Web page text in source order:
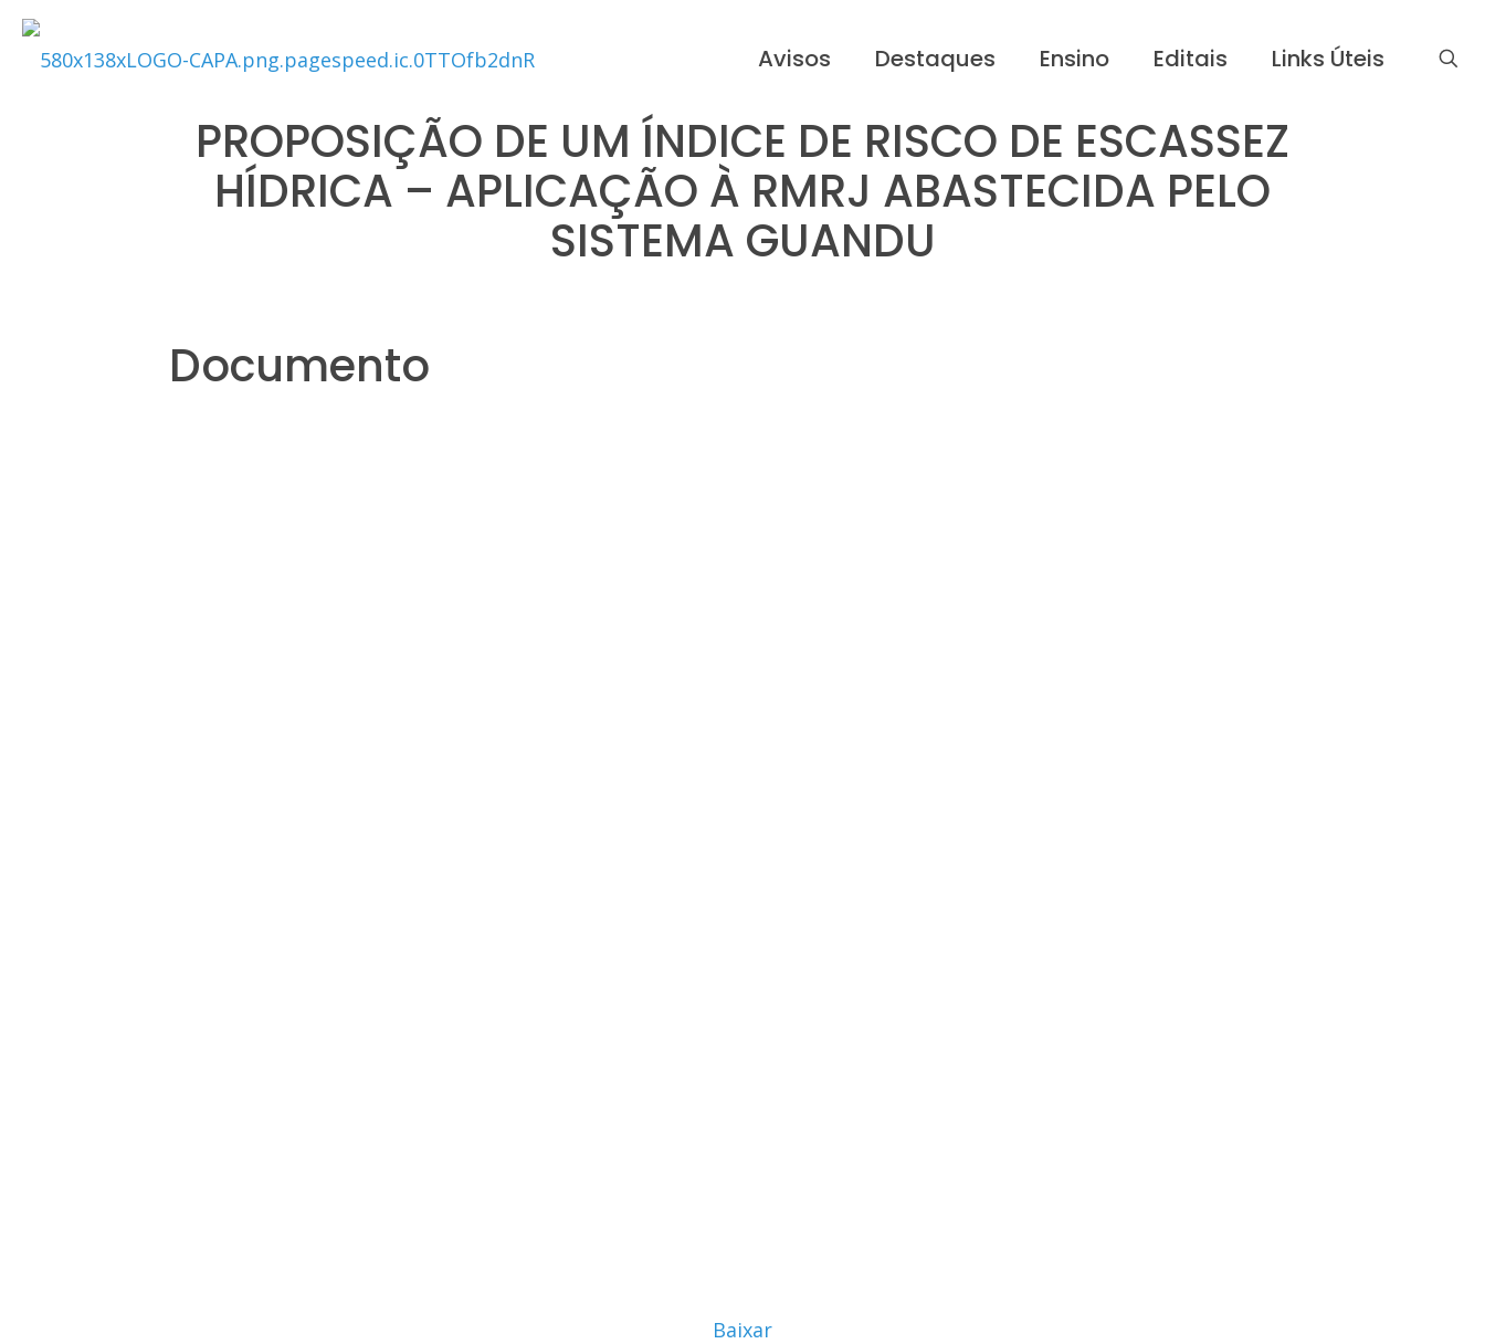
Avisos Destaques Ensino Editais Links Úteis
PROPOSIÇÃO DE UM ÍNDICE DE RISCO DE ESCASSEZ
HÍDRICA – APLICAÇÃO À RMRJ ABASTECIDA PELO
SISTEMA GUANDU
Documento
Baixar